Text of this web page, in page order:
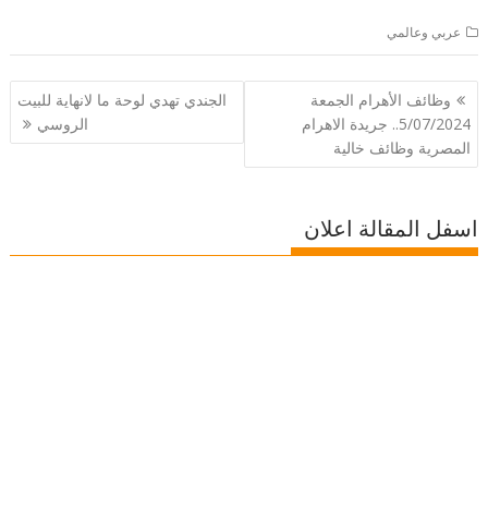
عربي وعالمي
تصفّح
المقالات
وظائف الأهرام الجمعة
5/07/2024.. جريدة الاهرام
المصرية وظائف خالية
الجندي تهدي لوحة ما لانهاية للبيت
الروسي
اسفل المقالة اعلان